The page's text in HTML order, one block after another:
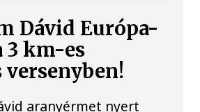
Dávid Európa-
3 km-es
versenyben!
aranyérmet nyert